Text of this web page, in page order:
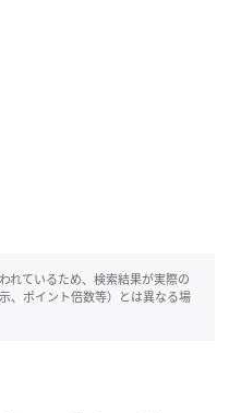
れているため、検索結果が実際の
、ポイント倍数等）とは異なる場